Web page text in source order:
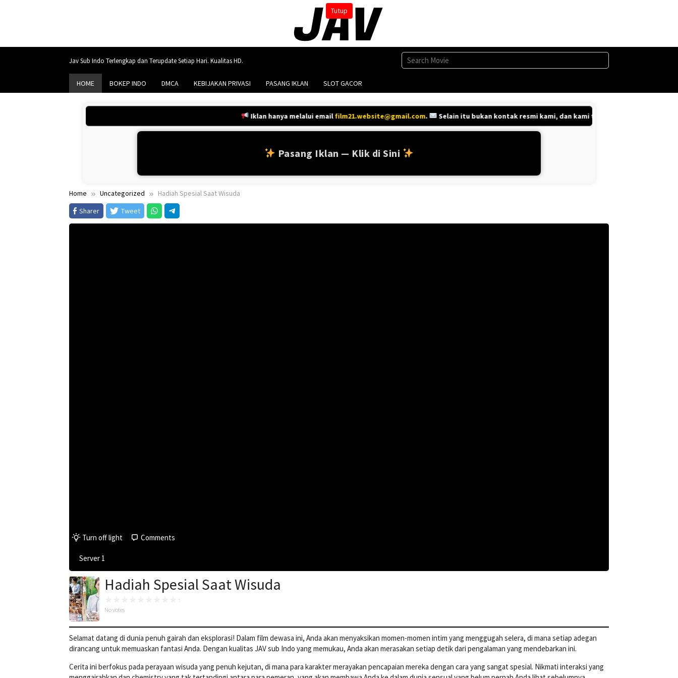
Tutup
Jav Sub Indo Terlengkap dan Terupdate Setiap Hari. Kualitas HD.
HOME BOKEP INDO DMCA KEBIJAKAN PRIVASI PASANG IKLAN SLOT GACOR
Iklan hanya melalui emailfilm21.website@gmail.com. Selain itu bukan kontak resmi kami, dan kami tidak bertanggung jawab atas
Pasang Iklan — Klik di Sini
Home Uncategorized
Hadiah Spesial Saat Wisuda
Sharer
Tweet
Turn off light Comments
Server 1
Hadiah Spesial Saat Wisuda
No votes
Selamat datang di dunia penuh gairah dan eksplorasi! Dalam film dewasa ini, Anda akan menyaksikan momen-momen intim yang menggugah selera, di mana setiap adegan
dirancang untuk memuaskan fantasi Anda. Dengan kualitas JAV sub Indo yang memukau, Anda akan merasakan setiap detik dari pengalaman yang mendebarkan ini.
Cerita ini berfokus pada perayaan wisuda yang penuh kejutan, di mana para karakter merayakan pencapaian mereka dengan cara yang sangat spesial. Nikmati interaksi yang